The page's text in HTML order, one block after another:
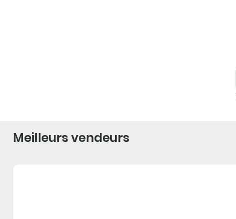
Meilleurs vendeurs